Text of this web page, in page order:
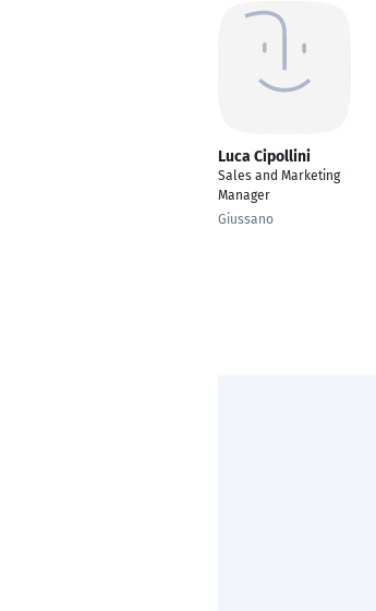
Luca Cipollini
Sales and Marketing
Manager
Giussano